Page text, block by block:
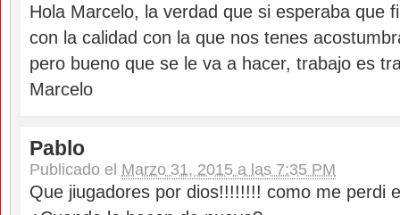
Hola Marcelo, la verdad que si esperaba que
con la calidad con la que nos tenes
pero bueno que se le va a hacer, trabajo es
Marcelo
Pablo
Publicado el Marzo 31, 2015 a las 7:35 PM
Que jiugadores por dios!!!!!!!! como me perdi